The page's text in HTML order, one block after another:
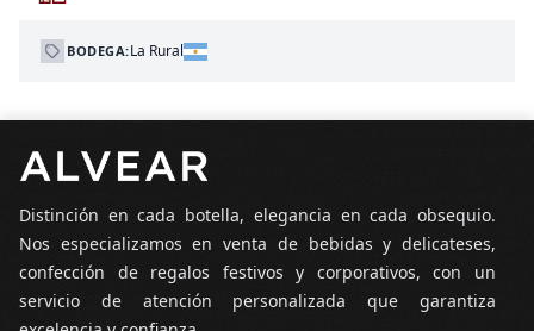
BODEGA:La Rural
Distinción en cada botella, elegancia en cada obsequio.
Nos especializamos en venta de bebidas y delicateses,
confección de regalos festivos y corporativos, con un
servicio de atención personalizada que garantiza